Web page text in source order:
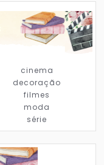
cinema
decoração
filmes
moda
série